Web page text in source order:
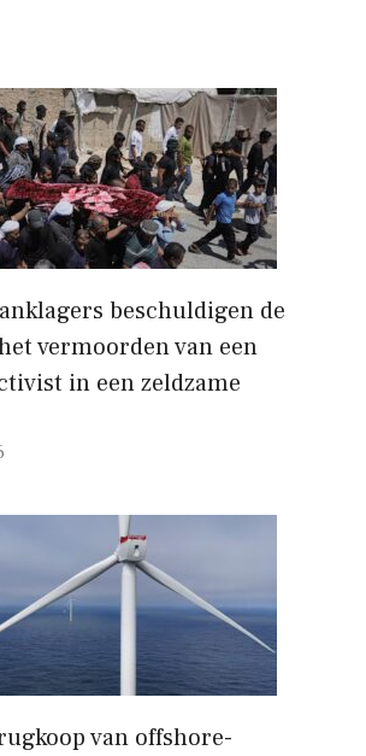
beschuldigen de
vermoorden van een
in een zeldzame
van offshore-